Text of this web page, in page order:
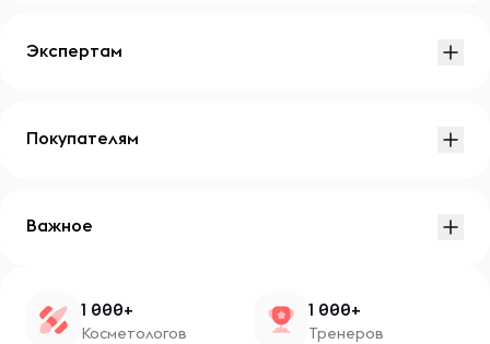
Экспертам
Покупателям
Важное
1 000+
Косметологов
1 000+
Тренеров